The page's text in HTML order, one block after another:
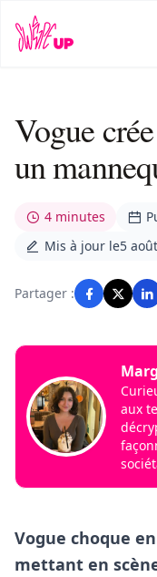
Vogue
un
4 minutes
Mis à jour le5
Partager :
aux
Vogue choque
mettant en